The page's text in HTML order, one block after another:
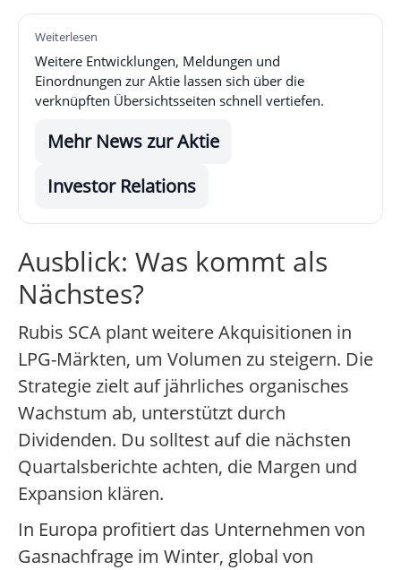
Weiterlesen
Weitere Entwicklungen, Meldungen und
Einordnungen zur Aktie lassen sich über die
verknüpften Übersichtsseiten schnell vertiefen.
Mehr News zur Aktie
Investor Relations
Ausblick: Was kommt als
Nächstes?
Rubis SCA plant weitere Akquisitionen in
LPG-Märkten, um Volumen zu steigern. Die
Strategie zielt auf jährliches organisches
Wachstum ab, unterstützt durch
Dividenden. Du solltest auf die nächsten
Quartalsberichte achten, die Margen und
Expansion klären.
In Europa profitiert das Unternehmen von
Gasnachfrage im Winter, global von